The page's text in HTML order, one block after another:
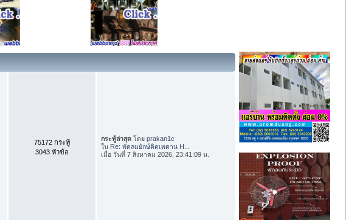
75172 กระทู้
3043 หัวข้อ
กระทู้ล่าสุด โดยprakan1c
ใน Re: พัดลมยักษ์ติดเพดาน H...
เมื่อ วันที่ 7 สิงหาคม 2026, 23:41:09 น.